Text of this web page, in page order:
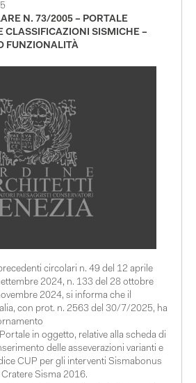
N. 73/2005 – PORTALE
CLASSIFICAZIONI SISMICHE –
FUNZIONALITÀ
circolari n. 49 del 12 aprile
2024, n. 133 del 28 ottobre
2024, si informa che il
con prot. n. 2563 del 30/7/2025, ha
in oggetto, relative alla scheda di
delle asseverazioni varianti e
CUP per gli interventi Sismabonus
Cratere Sisma 2016.